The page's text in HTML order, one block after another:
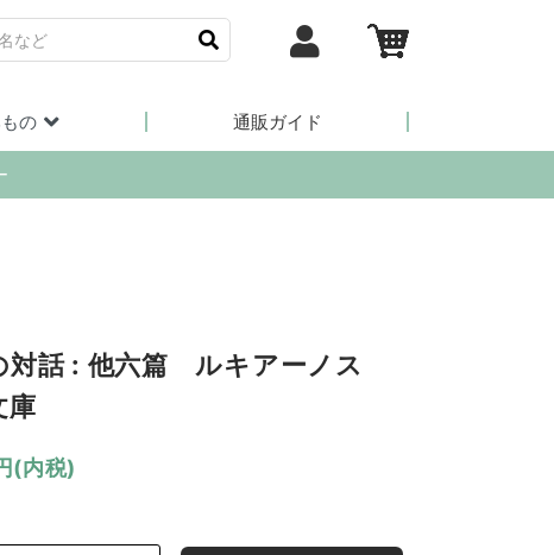
の 通販ガイド
対話 : 他六篇 ルキアーノス
庫
(内税)